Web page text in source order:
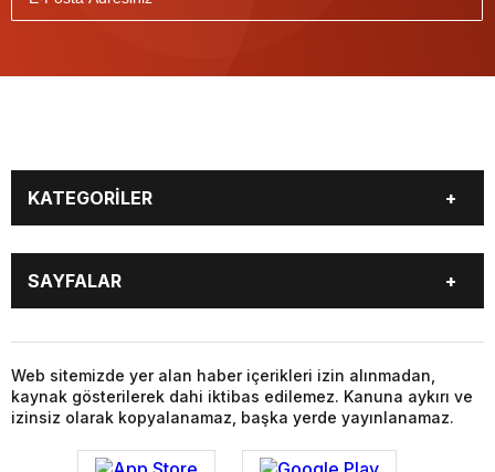
KATEGORİLER
GÜNDEM
DÜNYA
SİYASET
SPOR
MAGAZİN
SAĞLIK
EĞİTİM
YAŞAM
TEKNOLOJİ
KÜLTÜR SANAT
FOTO GALERİ
SAYFALAR
CANLI SONUÇLAR
CANLI TV
FİKSTÜR
FİRMA EKLE
FİRMA REHBERİ
GAZETELER
HABER GÖNDER
HAVA DURUMU
Web sitemizde yer alan haber içerikleri izin alınmadan,
kaynak gösterilerek dahi iktibas edilemez. Kanuna aykırı ve
izinsiz olarak kopyalanamaz, başka yerde yayınlanamaz.